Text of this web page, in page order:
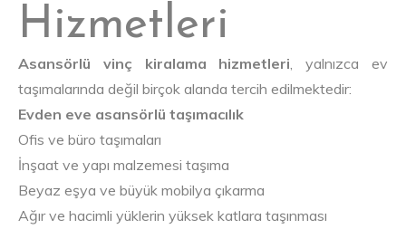
Hizmetleri
Asansörlü vinç kiralama hizmetleri , yalnızca ev
taşımalarında değil birçok alanda tercih edilmektedir:
Evden eve asansörlü taşımacılık
Ofis ve büro taşımaları
İnşaat ve yapı malzemesi taşıma
Beyaz eşya ve büyük mobilya çıkarma
Ağır ve hacimli yüklerin yüksek katlara taşınması